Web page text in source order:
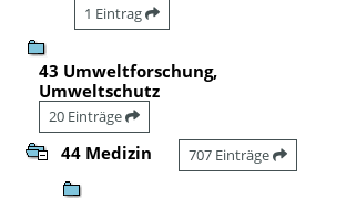
1 Eintrag
43 Umweltforschung,
Umweltschutz
20 Einträge
44 Medizin 707 Einträge